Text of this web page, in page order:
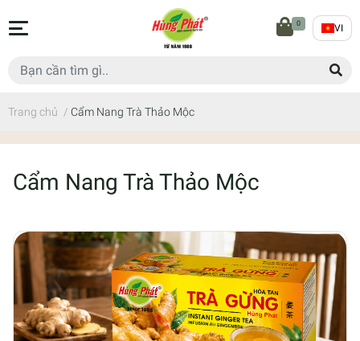
0 VI
Trang chủ / Cẩm Nang Trà Thảo Mộc
Cẩm Nang Trà Thảo Mộc